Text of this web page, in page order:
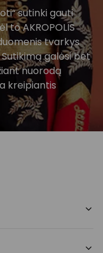
sutinki gauti
to AKROPOLIS
tvarkys
galėsi bet
nuorodą
kreipiantis